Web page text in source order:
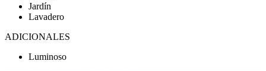
Jardín
Lavadero
ADICIONALES
Luminoso